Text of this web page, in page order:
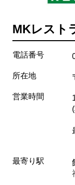
MKレスト
電話番号
所在地
営業時間
最寄り駅